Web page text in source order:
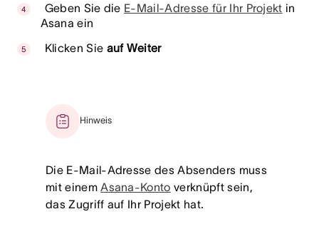
Geben Sie die E-Mail-Adresse für Ihr Projekt in
Asana ein
Klicken Sie auf Weiter
Hinweis
Die E-Mail-Adresse des Absenders muss
mit einemAsana-Konto verknüpft sein,
das Zugriff auf Ihr Projekt hat.